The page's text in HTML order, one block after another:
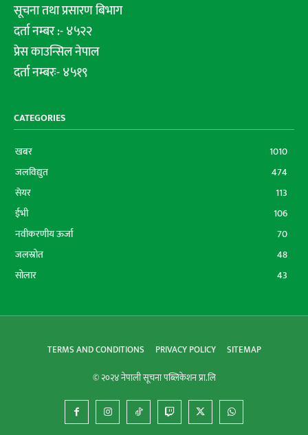
सूचना तथा प्रसारण बिभाग
दर्ता नम्बर :- ४५२२
प्रेस काउन्सिल नेपाल
दर्ता नम्बरः- ४५१९
CATEGORIES
खबर
1010
जलविद्युत
474
सेयर
113
ईभी
106
नवीकरणीय ऊर्जा
70
जलस्रोत
48
सोलार
43
TERMS AND CONDITIONS PRIVACY POLICY
SITEMAP
© २०२४ नेपाली सूचना पब्लिकेशन प्रा.लि